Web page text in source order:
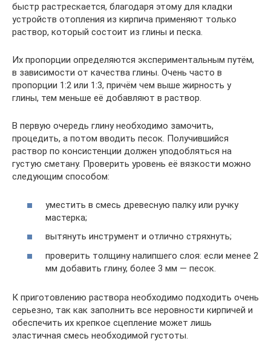
быстр растрескается, благодаря этому для кладки
устройств отопления из кирпича применяют только
раствор, который состоит из глины и песка.
Их пропорции определяются экспериментальным путём,
в зависимости от качества глины. Очень часто в
пропорции 1:2 или 1:3, причём чем выше жирность у
глины, тем меньше её добавляют в раствор.
В первую очередь глину необходимо замочить,
процедить, а потом вводить песок. Получившийся
раствор по консистенции должен уподобляться на
густую сметану. Проверить уровень её вязкости можно
следующим способом:
уместить в смесь древесную палку или ручку
мастерка;
вытянуть инструмент и отлично стряхнуть;
проверить толщину налипшего слоя: если менее 2
мм добавить глину, более 3 мм — песок.
К приготовлению раствора необходимо подходить очень
серьезно, так как заполнить все неровности кирпичей и
обеспечить их крепкое сцепление может лишь
эластичная смесь необходимой густоты.